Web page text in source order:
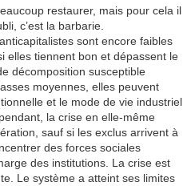
restaurer, mais pour cela il
c’est la barbarie.
sont encore faibles
elles tiennent bon et dépassent le
décomposition susceptible
moyennes, elles peuvent
et le mode de vie industriel
la crise en elle-même
sauf si les exclus arrivent à
des forces sociales
des institutions. La crise est
Le système a atteint ses limites